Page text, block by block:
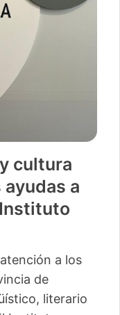
cultura
a
a los
de
literario